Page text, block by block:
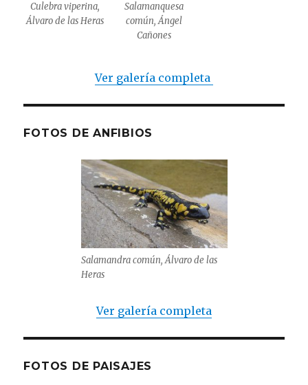
Culebra viperina,
Álvaro de las Heras
Salamanquesa
común, Ángel
Cañones
Ver galería completa
FOTOS DE ANFIBIOS
Salamandra común, Álvaro de las
Heras
Ver galería completa
FOTOS DE PAISAJES